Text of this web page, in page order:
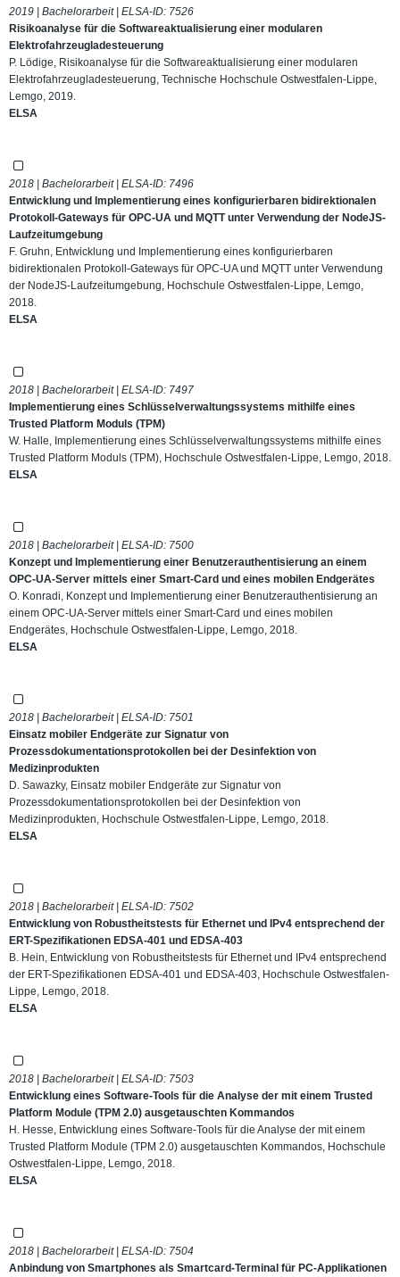
2019 | Bachelorarbeit | ELSA-ID: 7526
Risikoanalyse für die Softwareaktualisierung einer modularen
Elektrofahrzeugladesteuerung
P. Lödige, Risikoanalyse für die Softwareaktualisierung einer modularen
Elektrofahrzeugladesteuerung, Technische Hochschule Ostwestfalen-Lippe,
Lemgo, 2019.
ELSA
2018 | Bachelorarbeit | ELSA-ID: 7496
Entwicklung und Implementierung eines konfigurierbaren bidirektionalen
Protokoll-Gateways für OPC-UA und MQTT unter Verwendung der NodeJS-
Laufzeitumgebung
F. Gruhn, Entwicklung und Implementierung eines konfigurierbaren
bidirektionalen Protokoll-Gateways für OPC-UA und MQTT unter Verwendung
der NodeJS-Laufzeitumgebung, Hochschule Ostwestfalen-Lippe, Lemgo,
2018.
ELSA
2018 | Bachelorarbeit | ELSA-ID: 7497
Implementierung eines Schlüsselverwaltungssystems mithilfe eines
Trusted Platform Moduls (TPM)
W. Halle, Implementierung eines Schlüsselverwaltungssystems mithilfe eines
Trusted Platform Moduls (TPM), Hochschule Ostwestfalen-Lippe, Lemgo, 2018.
ELSA
2018 | Bachelorarbeit | ELSA-ID: 7500
Konzept und Implementierung einer Benutzerauthentisierung an einem
OPC-UA-Server mittels einer Smart-Card und eines mobilen Endgerätes
O. Konradi, Konzept und Implementierung einer Benutzerauthentisierung an
einem OPC-UA-Server mittels einer Smart-Card und eines mobilen
Endgerätes, Hochschule Ostwestfalen-Lippe, Lemgo, 2018.
ELSA
2018 | Bachelorarbeit | ELSA-ID: 7501
Einsatz mobiler Endgeräte zur Signatur von
Prozessdokumentationsprotokollen bei der Desinfektion von
Medizinprodukten
D. Sawazky, Einsatz mobiler Endgeräte zur Signatur von
Prozessdokumentationsprotokollen bei der Desinfektion von
Medizinprodukten, Hochschule Ostwestfalen-Lippe, Lemgo, 2018.
ELSA
2018 | Bachelorarbeit | ELSA-ID: 7502
Entwicklung von Robustheitstests für Ethernet und IPv4 entsprechend der
ERT-Spezifikationen EDSA-401 und EDSA-403
B. Hein, Entwicklung von Robustheitstests für Ethernet und IPv4 entsprechend
der ERT-Spezifikationen EDSA-401 und EDSA-403, Hochschule Ostwestfalen-
Lippe, Lemgo, 2018.
ELSA
2018 | Bachelorarbeit | ELSA-ID: 7503
Entwicklung eines Software-Tools für die Analyse der mit einem Trusted
Platform Module (TPM 2.0) ausgetauschten Kommandos
H. Hesse, Entwicklung eines Software-Tools für die Analyse der mit einem
Trusted Platform Module (TPM 2.0) ausgetauschten Kommandos, Hochschule
Ostwestfalen-Lippe, Lemgo, 2018.
ELSA
2018 | Bachelorarbeit | ELSA-ID: 7504
Anbindung von Smartphones als Smartcard-Terminal für PC-Applikationen